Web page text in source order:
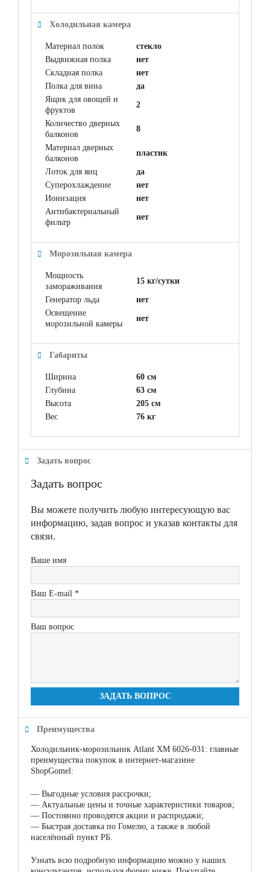
Холодильная камера
Материал полок
стекло
Выдвижная полка
нет
Складная полка
нет
Полка для вина
да
Ящик для овощей и
фруктов
2
Количество дверных
балконов
8
Материал дверных
балконов
пластик
Лоток для яиц
да
Суперохлаждение
нет
Ионизация
нет
Антибактериальный
фильтр
нет
Морозильная камера
Мощность
замораживания
15 кг/сутки
Генератор льда
нет
Освещение
морозильной камеры
нет
Габариты
Ширина
60 см
Глубина
63 см
Высота
205 см
Вес
76 кг
Задать вопрос
Задать вопрос
Вы можете получить любую интересующую вас
информацию, задав вопрос и указав контакты для
связи.
Ваше имя
Ваш E-mail *
Ваш вопрос
ЗАДАТЬ ВОПРОС
Преимущества
Холодильник-морозильник Atlant ХМ 6026-031: главные
преимущества покупок в интернет-магазине
ShopGomel:
— Выгодные условия рассрочки;
— Актуальные цены и точные характеристики товаров;
— Постоянно проводятся акции и распродажи;
— Быстрая доставка по Гомелю, а также в любой
населённый пункт РБ.
Узнать всю подробную информацию можно у наших